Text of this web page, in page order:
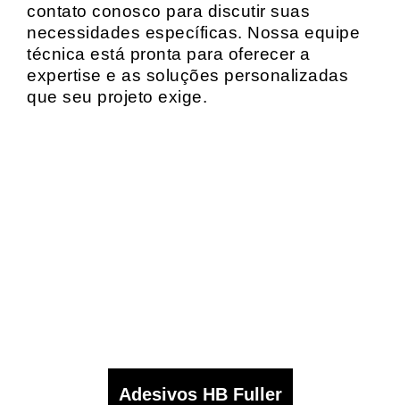
contato conosco para discutir suas
necessidades específicas. Nossa equipe
técnica está pronta para oferecer a
expertise e as soluções personalizadas
que seu projeto exige.
Adesivos HB Fuller